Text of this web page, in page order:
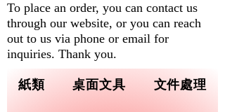
紙類 桌面文具 文件處理
To place an order, you can contact us
through our website, or you can reach
out to us via phone or email for
inquiries. Thank you.